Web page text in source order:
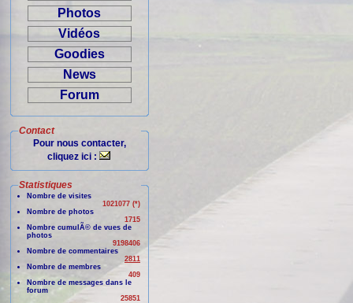
Photos
Vidéos
Goodies
News
Forum
Contact
Pour nous contacter,
cliquez ici :
Statistiques
Nombre de visites
1021077 (*)
Nombre de photos
1715
Nombre cumulÃ© de vues de
photos
9198406
Nombre de commentaires
2811
Nombre de membres
409
Nombre de messages dans le
forum
25851